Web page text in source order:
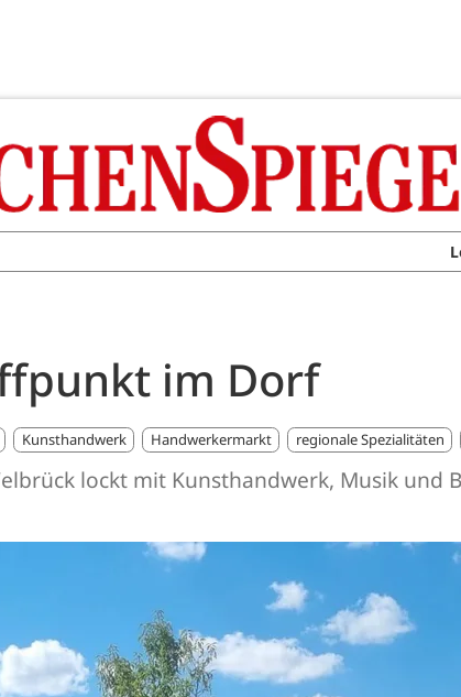
im Dorf
Kunsthandwerk Handwerkermarkt regionale Spezialitäten
lockt mit Kunsthandwerk, Musik und